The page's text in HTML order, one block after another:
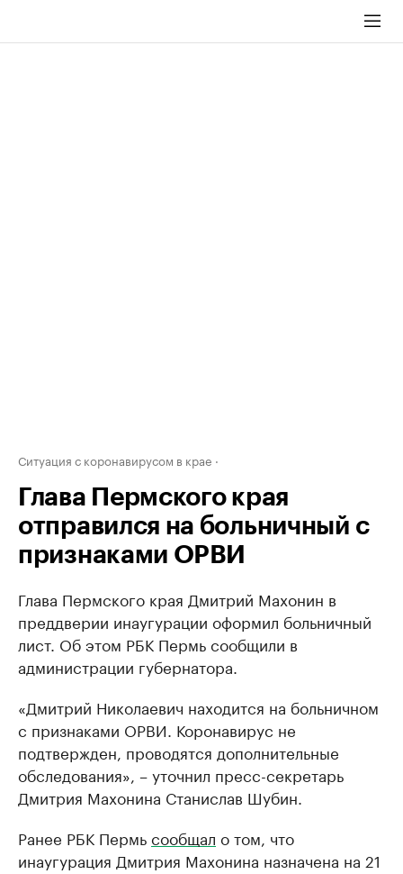
Ситуация с коронавирусом в крае
Глава Пермского края
отправился на больничный с
признаками ОРВИ
Глава Пермского края Дмитрий Махонин в
преддверии инаугурации оформил больничный
лист. Об этом РБК Пермь сообщили в
администрации губернатора.
«Дмитрий Николаевич находится на больничном
с признаками ОРВИ. Коронавирус не
подтвержден, проводятся дополнительные
обследования», – уточнил пресс-секретарь
Дмитрия Махонина Станислав Шубин.
Ранее РБК Пермьсообщал о том, что
инаугурация Дмитрия Махонина назначена на 21